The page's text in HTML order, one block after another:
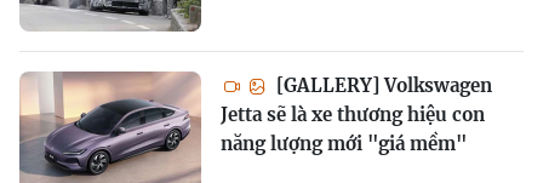
[GALLERY] Volkswagen
Jetta sẽ là xe thương hiệu con
năng lượng mới "giá mềm"